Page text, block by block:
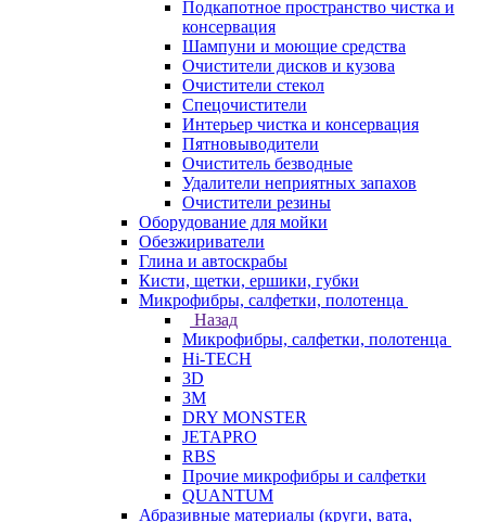
Подкапотное пространство чистка и
консервация
Шампуни и моющие средства
Очистители дисков и кузова
Очистители стекол
Спецочистители
Интерьер чистка и консервация
Пятновыводители
Очиститель безводные
Удалители неприятных запахов
Очистители резины
Оборудование для мойки
Обезжириватели
Глина и автоскрабы
Кисти, щетки, ершики, губки
Микрофибры, салфетки, полотенца
Назад
Микрофибры, салфетки, полотенца
Hi-TECH
3D
3М
DRY MONSTER
JETAPRO
RBS
Прочие микрофибры и салфетки
QUANTUM
Абразивные материалы (круги, вата,